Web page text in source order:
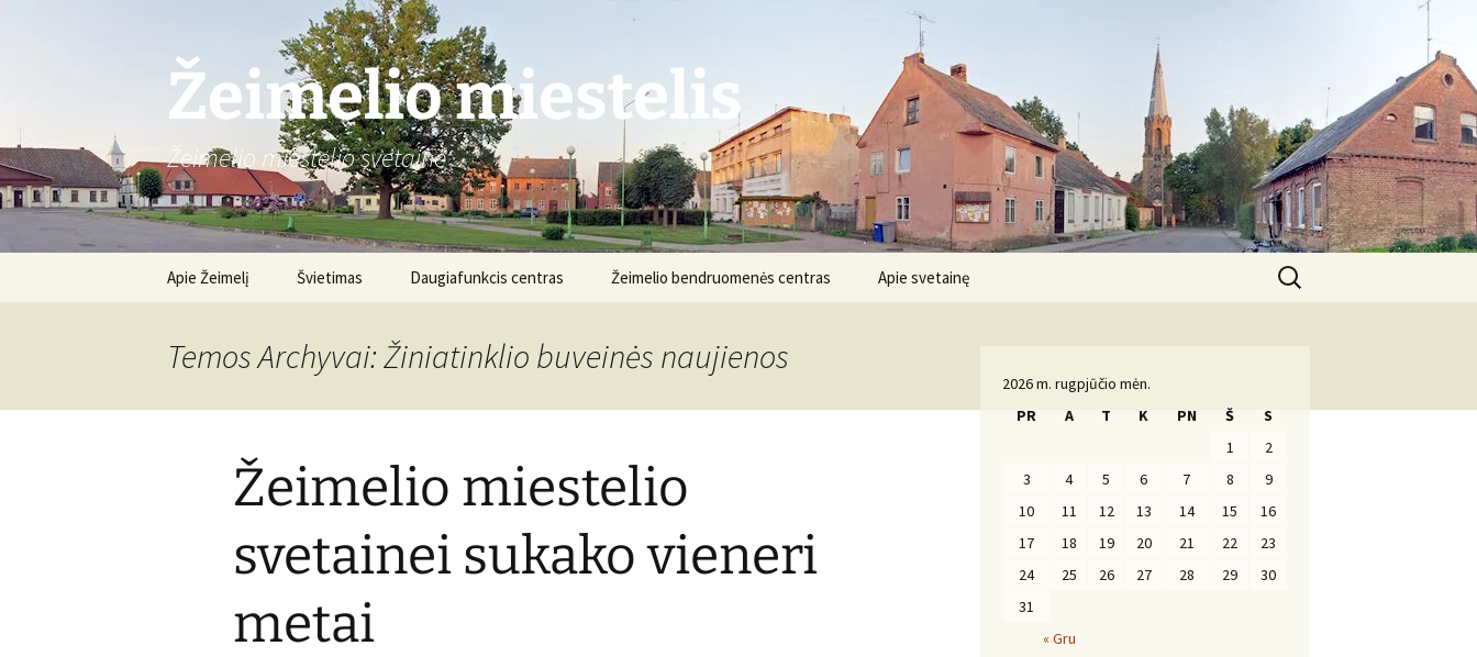
Žeimelio miestelis
Žeimelio miestelio svetainė
Apie Žeimelį Švietimas Daugiafunkcis centras Žeimelio bendruomenės centras
Veikla
Apie svetainę
Ieškoti:
Temos Archyvai: Žiniatinklio buveinės naujienos
Žeimelio miestelio
svetainei sukako vieneri
metai
2026 m. rugpjūčio mėn.
PR
A T K PN Š
S
1
2
3
4 5 6 7 8
9
10
11 12 13 14 15
16
17
18 19 20 21 22
23
24
25 26 27 28 29
30
31
« Gru